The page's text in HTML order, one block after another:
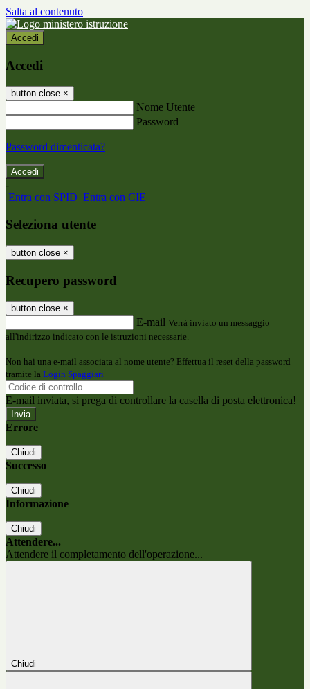
Salta al contenuto
Accedi
Accedi
button close ×
Nome Utente
Password
Password dimenticata?
-
Entra con SPID Entra con CIE
Seleziona utente
button close ×
Recupero password
button close ×
E-mail Verrà inviato un messaggio
all'indirizzo indicato con le istruzioni necessarie.
Non hai una e-mail associata al nome utente? Effettua il reset della password
tramite la Login Spaggiari
E-mail inviata, si prega di controllare la casella di posta elettronica!
Errore
Chiudi
Successo
Chiudi
Informazione
Chiudi
Attendere...
Attendere il completamento dell'operazione...
Chiudi